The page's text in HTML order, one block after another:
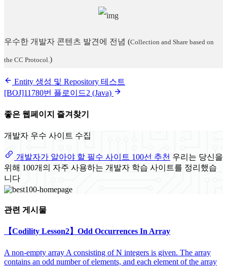
우수한 개발자 콘텐츠 발견에 전념 (Collection and Share based on
the CC Protocol. )
Entity 생성 및 Repository 테스트
[BOJ]11780번 플로이드2 (Java)
좋은 웹페이지 즐겨찾기
개발자 우수 사이트 수집
개발자가 알아야 할 필수 사이트 100선 추천 우리는 당신을
위해 100개의 자주 사용하는 개발자 학습 사이트를 정리했습
니다
관련 게시물
【Codility Lesson2】Odd Occurrences In Array
A non-empty array A consisting of N integers is given. The array
contains an odd number of elements, and each element of the array